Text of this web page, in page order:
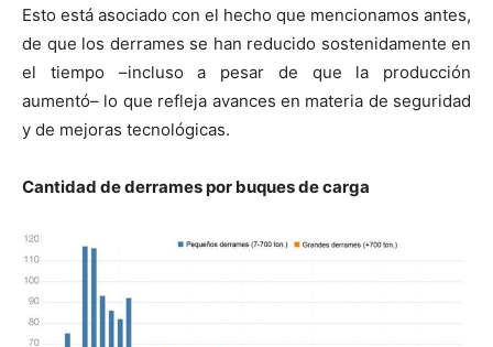
Esto está asociado con el hecho que mencionamos antes,
de que los derrames se han reducido sostenidamente en
el tiempo –incluso a pesar de que la producción
aumentó– lo que refleja avances en materia de seguridad
y de mejoras tecnológicas.
Cantidad de derrames por buques de carga